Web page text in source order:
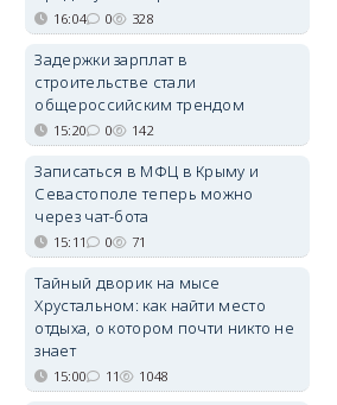
16:04 0 328
Задержки зарплат в
строительстве стали
общероссийским трендом
15:20 0 142
Записаться в МФЦ в Крыму и
Севастополе теперь можно
через чат-бота
15:11 0 71
Тайный дворик на мысе
Хрустальном: как найти место
отдыха, о котором почти никто не
знает
15:00 11 1048